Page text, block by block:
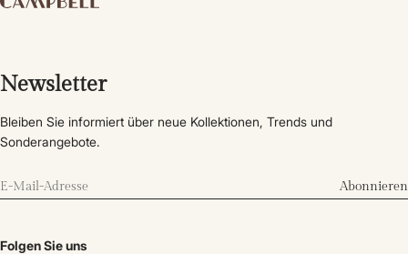
Newsletter
Bleiben Sie informiert über neue Kollektionen, Trends und
Sonderangebote.
Abonnieren
Folgen Sie uns